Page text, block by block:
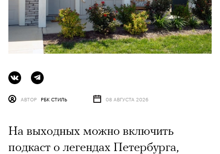
АВТОР РБК СТИЛЬ 08 АВГУСТА 2026
На выходных можно включить
подкаст о легендах Петербурга,